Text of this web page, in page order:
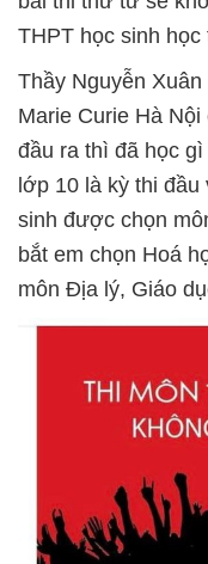
THPT học sinh
Thầy Nguyễn
Marie Curie Hà
đầu ra thì đã học
lớp 10 là kỳ thi
sinh được chọn
bắt em chọn Hoá
môn Địa lý, Giáo